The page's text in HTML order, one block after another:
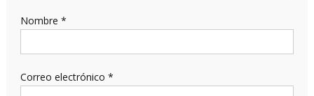
Nombre *
Correo electrónico *